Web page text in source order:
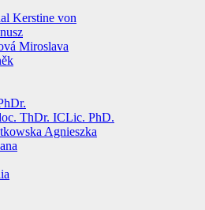
Kerstine von
Miroslava
ThDr. ICLic. PhD.
Agnieszka